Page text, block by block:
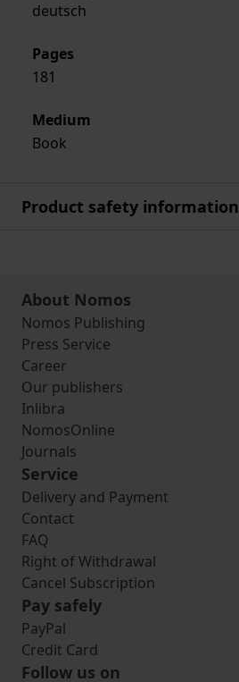
deutsch
Pages
181
Medium
Book
Product safety information
About Nomos
Nomos Publishing
Press Service
Career
Our publishers
Inlibra
NomosOnline
Journals
Service
Delivery and Payment
Contact
FAQ
Right of Withdrawal
Cancel Subscription
Pay safely
PayPal
Credit Card
Follow us on